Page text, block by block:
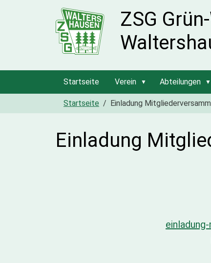
ZSG
Startseite Verein Abteilungen
Startseite
Einladung
Einladung